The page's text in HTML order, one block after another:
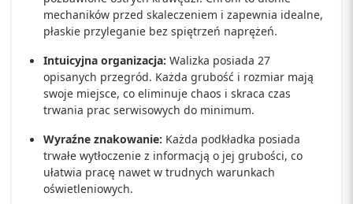
mechaników przed skaleczeniem i zapewnia idealne,
płaskie przyleganie bez spiętrzeń naprężeń.
Intuicyjna organizacja: Walizka posiada 27
opisanych przegród. Każda grubość i rozmiar mają
swoje miejsce, co eliminuje chaos i skraca czas
trwania prac serwisowych do minimum.
Wyraźne znakowanie: Każda podkładka posiada
trwałe wytłoczenie z informacją o jej grubości, co
ułatwia pracę nawet w trudnych warunkach
oświetleniowych.